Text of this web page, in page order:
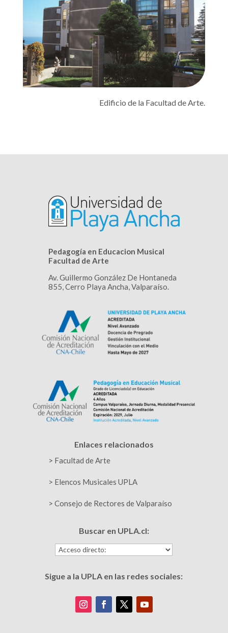
Edificio de la Facultad de Arte.
Pedagogía en Educacion Musical
Facultad de Arte
Av. Guillermo González De Hontaneda
855, Cerro Playa Ancha, Valparaíso.
Enlaces relacionados
> Facultad de Arte
> Elencos Musicales UPLA
> Consejo de Rectores de Valparaíso
Buscar en UPLA.cl:
Sigue a la UPLA en las redes sociales: